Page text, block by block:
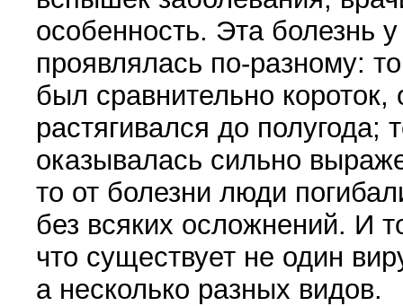
особенность. Эта болезнь
проявлялась по-разному:
был сравнительно короток,
растягивался до полугода;
оказывалась сильно
то от болезни люди
без всяких осложнений. И
что существует не один
а несколько разных видов.